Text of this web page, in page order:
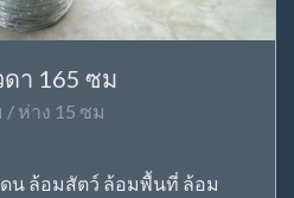
า 165 ซม
/ ห่าง 15 ซม
น ล้อมสัตว์ ล้อมพื้นที่ ล้อม